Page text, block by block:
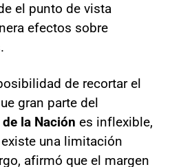
el punto de vista
efectos sobre
de recortar el
gran parte del
la Nación es inflexible,
una limitación
afirmó que el margen